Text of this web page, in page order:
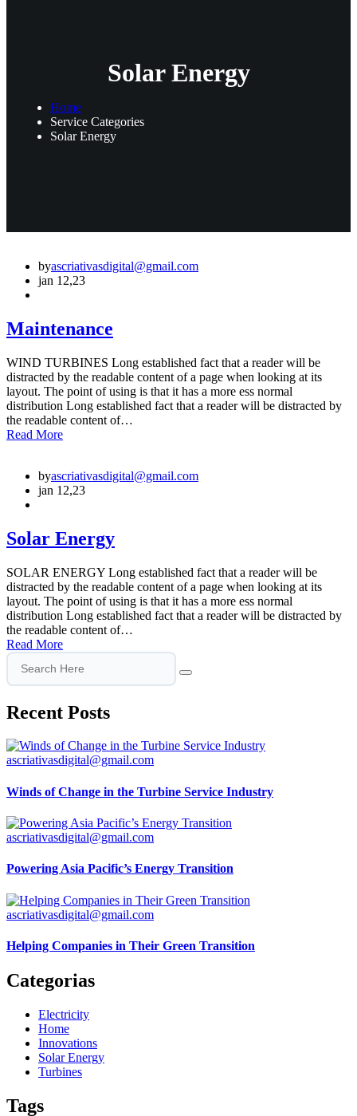
Solar Energy
Home
Service Categories
Solar Energy
byascriativasdigital@gmail.com
jan 12,23
Maintenance
WIND TURBINES Long established fact that a reader will be
distracted by the readable content of a page when looking at its
layout. The point of using is that it has a more ess normal
distribution Long established fact that a reader will be distracted by
the readable content of…
Read More
byascriativasdigital@gmail.com
jan 12,23
Solar Energy
SOLAR ENERGY Long established fact that a reader will be
distracted by the readable content of a page when looking at its
layout. The point of using is that it has a more ess normal
distribution Long established fact that a reader will be distracted by
the readable content of…
Read More
Recent Posts
ascriativasdigital@gmail.com
Winds of Change in the Turbine Service Industry
ascriativasdigital@gmail.com
Powering Asia Pacific’s Energy Transition
ascriativasdigital@gmail.com
Helping Companies in Their Green Transition
Categorias
Electricity
Home
Innovations
Solar Energy
Turbines
Tags